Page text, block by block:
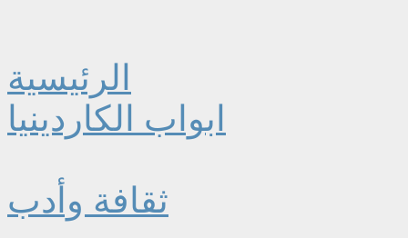
الرئيسية
ابواب الكاردينيا
ثقافة وأدب